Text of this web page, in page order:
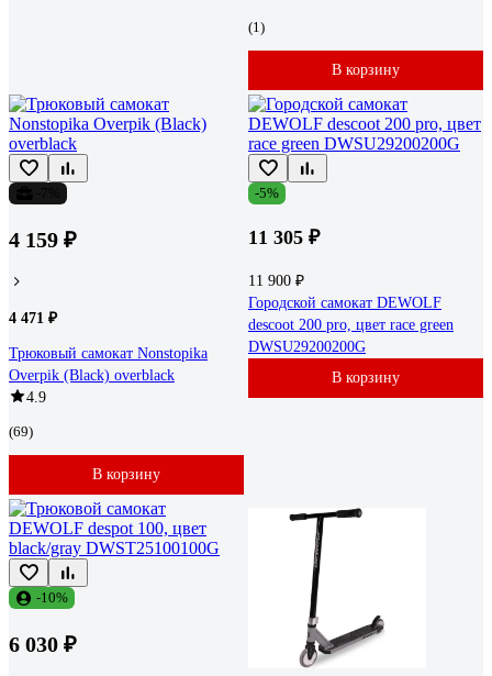
(1)
В корзину
4 159 ₽
4 471 ₽
Трюковый самокат Nonstopika
Overpik (Black) overblack
4.9
(69)
В корзину
-5%
11 305 ₽
11 900 ₽
Городской самокат DEWOLF
descoot 200 pro, цвет race green
DWSU29200200G
В корзину
-10%
6 030 ₽